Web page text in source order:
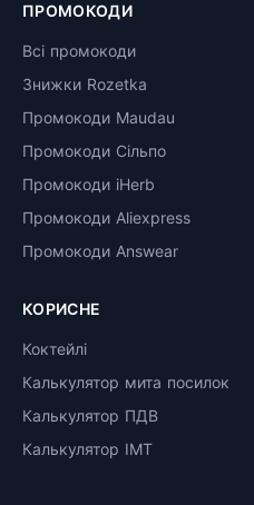
ПРОМОКОДИ
Всі промокоди
Знижки Rozetka
Промокоди Maudau
Промокоди Сільпо
Промокоди iHerb
Промокоди Aliexpress
Промокоди Answear
КОРИСНЕ
Коктейлі
Калькулятор мита посилок
Калькулятор ПДВ
Калькулятор ІМТ